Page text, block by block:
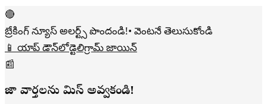
🔴
బ్రేకింగ్ న్యూస్ అలర్ట్స్ పొందండి!• వెంటనే తెలుసుకోండి
📱 యాప్ డౌన్‌లోడ్టెలిగ్రామ్ జాయిన్
📰
తాజా వార్తలను మిస్ అవ్వకండి!